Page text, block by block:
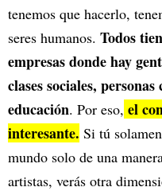
tenemos que hacerlo,
seres humanos. Todos
empresas donde hay
clases sociales,
educación. Por eso, el
interesante. Si tú
mundo solo de una
artistas, verás otra